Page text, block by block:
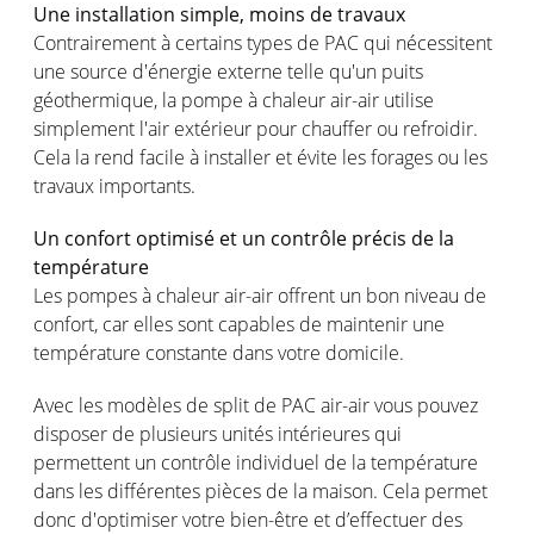
Une installation simple, moins de travaux
Contrairement à certains types de PAC qui nécessitent
une source d'énergie externe telle qu'un puits
géothermique, la pompe à chaleur air-air utilise
simplement l'air extérieur pour chauffer ou refroidir.
Cela la rend facile à installer et évite les forages ou les
travaux importants.
Un confort optimisé et un contrôle précis de la
température
Les pompes à chaleur air-air offrent un bon niveau de
confort, car elles sont capables de maintenir une
température constante dans votre domicile.
Avec les modèles de split de PAC air-air vous pouvez
disposer de plusieurs unités intérieures qui
permettent un contrôle individuel de la température
dans les différentes pièces de la maison. Cela permet
donc d'optimiser votre bien-être et d’effectuer des